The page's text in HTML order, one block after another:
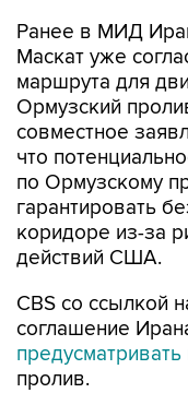
Ранее в МИД
Маскат уже
маршрута для
Ормузский
совместное
что
по Ормузскому
гарантировать
коридоре из-за
действий США.
CBS со ссылкой
соглашение
предусматривать
пролив.